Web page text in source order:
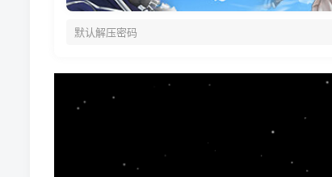
默认解压密码